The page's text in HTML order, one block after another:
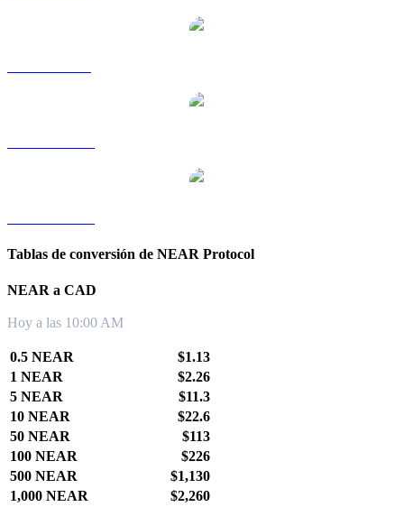
Tablas de conversión de NEAR Protocol
NEAR a CAD
Hoy a las 10:00 AM
0.5 NEAR
$1.13
1 NEAR
$2.26
5 NEAR
$11.3
10 NEAR
$22.6
50 NEAR
$113
100 NEAR
$226
500 NEAR
$1,130
1,000 NEAR
$2,260